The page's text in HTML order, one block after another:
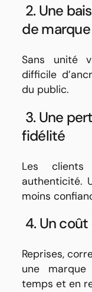
2. Une
de marque
Sans unité
difficile
du public.
3. Une
fidélité
Les clients
authenticité.
moins
4. Un
Reprises,
une
temps et en